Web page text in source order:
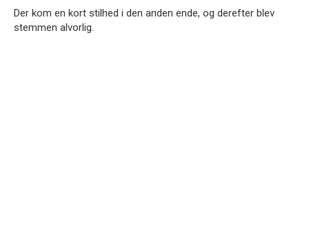
Der kom en kort stilhed i den anden ende, og derefter blev
stemmen alvorlig.